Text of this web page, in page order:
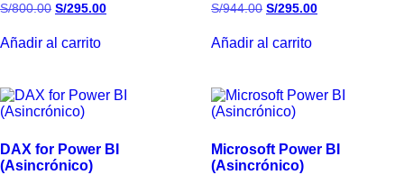
S/800.00 S/295.00
Añadir al carrito
S/944.00 S/295.00
Añadir al carrito
DAX for Power BI
(Asincrónico)
Microsoft Power BI
(Asincrónico)